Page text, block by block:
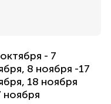
- 7
8 ноября -17
18 ноября
ноября